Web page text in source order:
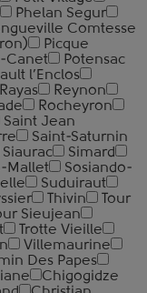
Phelan Segur
Comtesse
Picque
Canet
Potensac
l’Enclos
Rayas
Reynon
Rocheyron
Saint Jean
Saint-Saturnin
Siaurac
Simard
Mallet
Sosiando-
Suduiraut
Thivin
Tour
Sieujean
Trotte Vieille
Villemaurine
Des Papes
Chigogidze